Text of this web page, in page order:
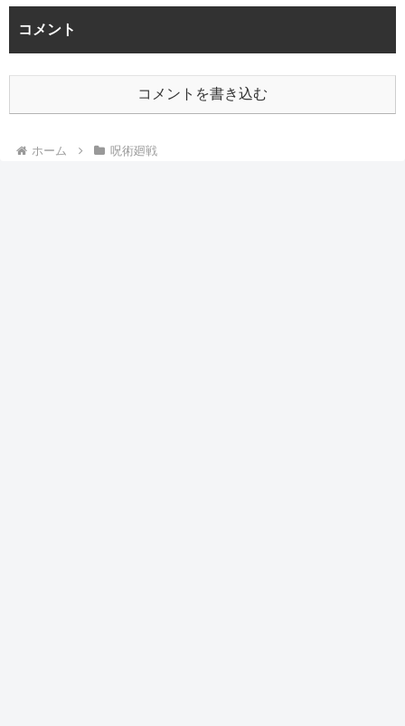
コメント
コメントを書き込む
ホーム 呪術廻戦